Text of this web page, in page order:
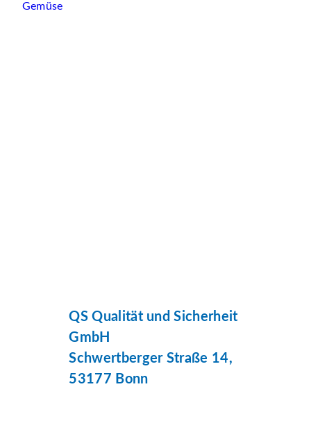
Gemüse
QS Qualität und Sicherheit
GmbH
Schwertberger Straße 14,
53177 Bonn